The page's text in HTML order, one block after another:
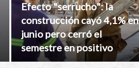
Efecto "serrucho": la
construcción cayó 4,1% en
junio pero cerró el
semestre en positivo